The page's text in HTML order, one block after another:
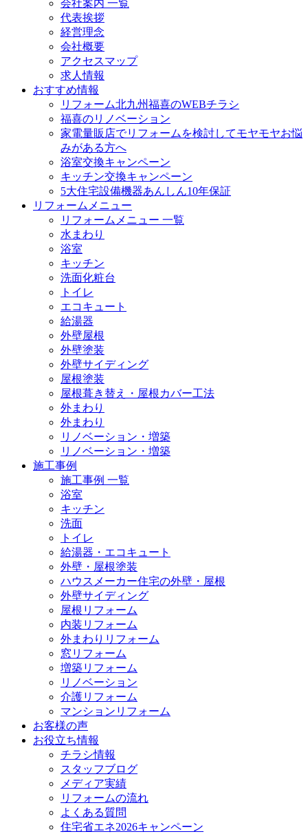
会社案内 一覧
代表挨拶
経営理念
会社概要
アクセスマップ
求人情報
おすすめ情報
リフォーム北九州福喜のWEBチラシ
福喜のリノベーション
家電量販店でリフォームを検討してモヤモヤお悩
みがある方へ
浴室交換キャンペーン
キッチン交換キャンペーン
5大住宅設備機器あんしん10年保証
リフォームメニュー
リフォームメニュー 一覧
水まわり
浴室
キッチン
洗面化粧台
トイレ
エコキュート
給湯器
外壁屋根
外壁塗装
外壁サイディング
屋根塗装
屋根葺き替え・屋根カバー工法
外まわり
外まわり
リノベーション・増築
リノベーション・増築
施工事例
施工事例 一覧
浴室
キッチン
洗面
トイレ
給湯器・エコキュート
外壁・屋根塗装
ハウスメーカー住宅の外壁・屋根
外壁サイディング
屋根リフォーム
内装リフォーム
外まわりリフォーム
窓リフォーム
増築リフォーム
リノベーション
介護リフォーム
マンションリフォーム
お客様の声
お役立ち情報
チラシ情報
スタッフブログ
メディア実績
リフォームの流れ
よくある質問
住宅省エネ2026キャンペーン